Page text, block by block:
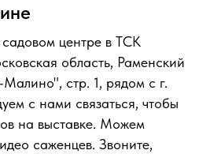
центре в ТСК
область, Раменский
стр. 1, рядом с г.
с нами связаться, чтобы
на выставке. Можем
саженцев. Звоните,